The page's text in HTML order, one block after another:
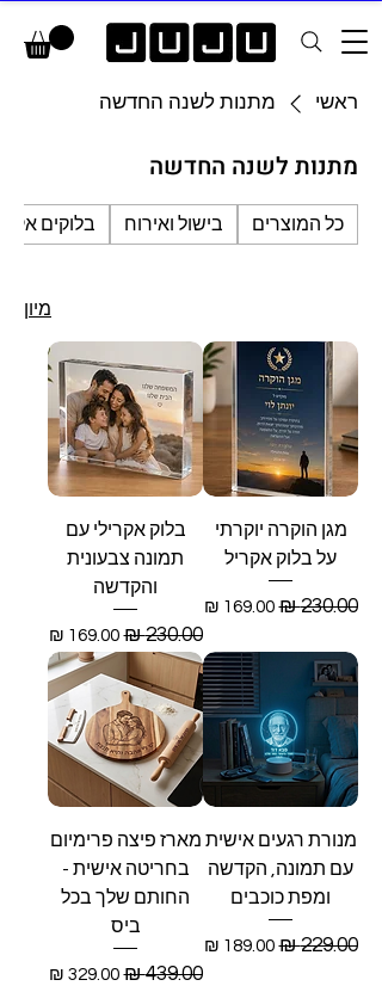
ראשי מתנות לשנה החדשה
מתנות לשנה החדשה
כל המוצרים בישול ואירוח בלוקים
מיון
מגן הוקרה יוקרתי
על בלוק אקריל
מחיר רגיל‏230.00 ‏₪ מחיר מבצע‏169.00 ‏₪
בלוק אקרילי עם
תמונה צבעונית
והקדשה
מחיר רגיל‏230.00 ‏₪ מחיר מבצע‏169.00 ‏₪
מנורת רגעים אישית
עם תמונה, הקדשה
ומפת כוכבים
מחיר רגיל‏229.00 ‏₪ מחיר מבצע‏189.00 ‏₪
מארז פיצה פרימיום
בחריטה אישית -
החותם שלך בכל
ביס
מחיר רגיל‏439.00 ‏₪ מחיר מבצע‏329.00 ‏₪